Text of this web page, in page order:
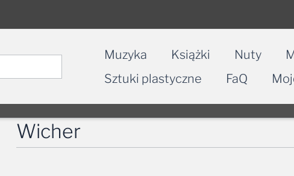
Muzyka Książki Nuty
Sztuki plastyczne
FaQ
Wicher